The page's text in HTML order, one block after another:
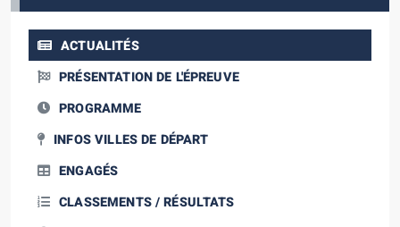
ACTUALITÉS
PRÉSENTATION DE L'ÉPREUVE
PROGRAMME
INFOS VILLES DE DÉPART
ENGAGÉS
CLASSEMENTS / RÉSULTATS